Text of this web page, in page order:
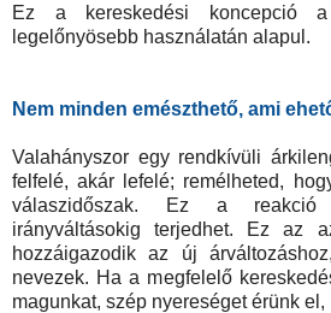
Ez a kereskedési koncepció
legelőnyösebb használatán alapul.
Nem minden emészthető, ami
Valahányszor egy rendkívüli
felfelé, akár lefelé; remélheted,
válaszidőszak. Ez a reakció
irányváltásokig terjedhet. Ez az
hozzáigazodik az új
nevezek. Ha a megfelelő
magunkat, szép nyereséget érünk